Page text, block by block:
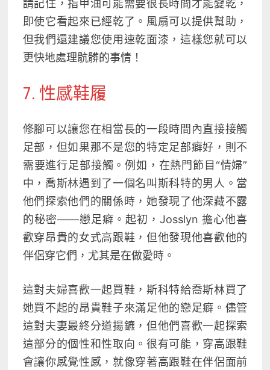
請記住，指甲油可能需要很長時間才能變乾，
即使它看起來已經乾了。風扇可以提供幫助，
但我們還建議您使用速乾面漆，這樣您就可以
更快地處理骯髒的事情！
7. 性感鞋履
修腳可以讓您在相當長的一段時間內直接接觸
足部，但如果那不是您的特定足部癖好，則不
需要進行足部接觸。例如，在熱門節目“情婦”
中，喬斯林遇到了一個名叫斯科特的男人。當
他們探索他們的關係時，她發現了他深藏不露
的秘密——戀足癖。起初，Josslyn 擔心他喜
歡穿昂貴的女式高跟鞋，但他發現他喜歡他的
伴侶穿它們，尤其是在做愛時。
這對夫婦喜歡一起買鞋，斯科特給喬斯林買了
她買不起的昂貴鞋子來滿足他的戀足癖。儘管
這對夫妻最終分道揚鑣，但他們喜歡一起探索
這部分的個性和性取向。很有可能，穿高跟鞋
會讓你感覺性感，就像穿著高跟鞋在伴侶面前